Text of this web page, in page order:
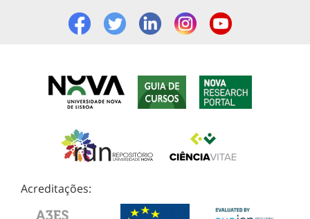
Acreditações: